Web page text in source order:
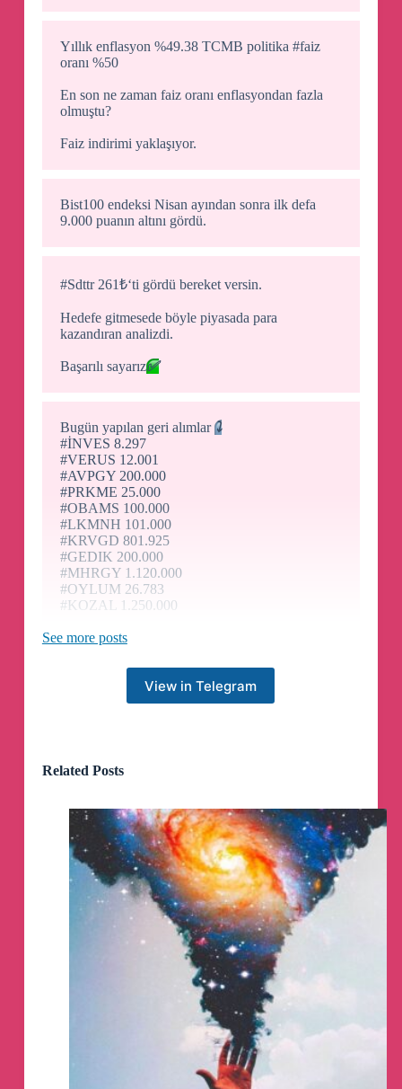
Yıllık enflasyon %49.38 TCMB politika #faiz
oranı %50
En son ne zaman faiz oranı enflasyondan fazla
olmuştu?
Faiz indirimi yaklaşıyor.
Bist100 endeksi Nisan ayından sonra ilk defa
9.000 puanın altını gördü.
#Sdttr 261₺‘ti gördü bereket versin.
Hedefe gitmesede böyle piyasada para
kazandıran analizdi.
Başarılı sayarız✅
Bugün yapılan geri alımlar⤵️
#İNVES 8.297
#VERUS 12.001
#AVPGY 200.000
#PRKME 25.000
#OBAMS 100.000
#LKMNH 101.000
#KRVGD 801.925
#GEDIK 200.000
#MHRGY 1.120.000
#OYLUM 26.783
#KOZAL 1.250.000
SON DAKİKA!
TÜRK PETROLLERİ VE ENERJİ
DÜŞEN TÜRK BORSASINDA HALA
BÜYÜMEYE DEVAM EDEN ŞİRKETLER
BU SÜRECİ VE FİYATLARI FIRSATA
ÇEVİRMEK İÇİN
DAHA FAZLA BİLGİ İÇİN⬇️
https://t.me/+buC9DHGK51FjODlk
#Sdttr böyle kötü zamanda tavan kapattı.
Borsa hep çok sert düşüşler görmüştür ama hiç
Tüm düşüşlerde unutulmuştur.
See more posts
View in Telegram
Related Posts